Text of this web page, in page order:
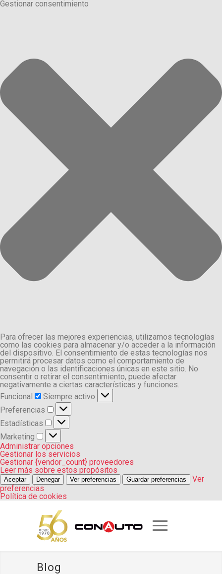
Gestionar consentimiento
Para ofrecer las mejores experiencias, utilizamos tecnologías
como las cookies para almacenar y/o acceder a la información
del dispositivo. El consentimiento de estas tecnologías nos
permitirá procesar datos como el comportamiento de
navegación o las identificaciones únicas en este sitio. No
consentir o retirar el consentimiento, puede afectar
negativamente a ciertas características y funciones.
Funcional
Funcional
Siempre activo
Preferencias
Preferencias
Estadísticas
Estadísticas
Marketing
Marketing
Administrar opciones
Gestionar los servicios
Gestionar {vendor_count} proveedores
Leer más sobre estos propósitos
Aceptar Denegar Ver preferencias Guardar preferencias
Ver
preferencias
Política de cookies
Blog